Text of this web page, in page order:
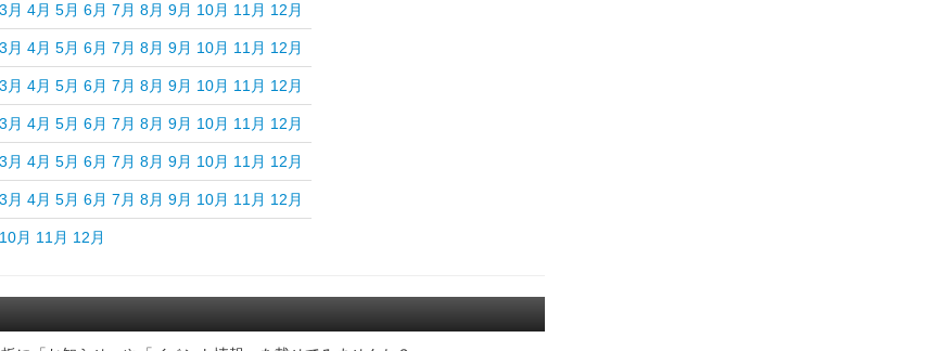
3月 4月 5月 6月 7月 8月 9月 10月 11月 12月
3月 4月 5月 6月 7月 8月 9月 10月 11月 12月
3月 4月 5月 6月 7月 8月 9月 10月 11月 12月
3月 4月 5月 6月 7月 8月 9月 10月 11月 12月
3月 4月 5月 6月 7月 8月 9月 10月 11月 12月
3月 4月 5月 6月 7月 8月 9月 10月 11月 12月
10月 11月 12月